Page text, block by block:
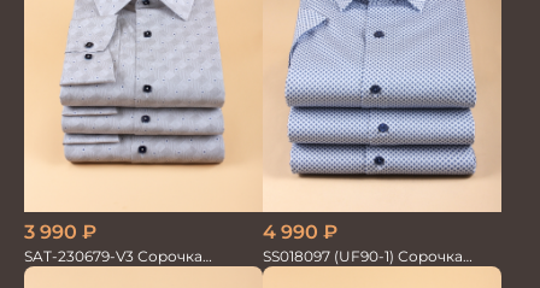
3 990 ₽
SAT-230679-V3 Сорочка
мужская
4 990 ₽
SS018097 (UF90-1) Сорочка
мужская GROSTYLE PRIME